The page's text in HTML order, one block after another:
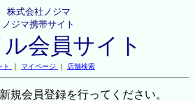
株式会社ノジマ
ノジマ携帯サイト
会員サイト
ト ｜ マイページ ｜ 店舗検索
規会員登録を行ってください。